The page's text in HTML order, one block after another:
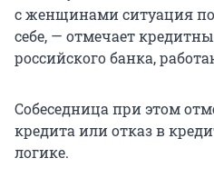
с женщинами ситуация
себе, — отмечает
российского банка,
Собеседница при этом
кредита или отказ в
логике.